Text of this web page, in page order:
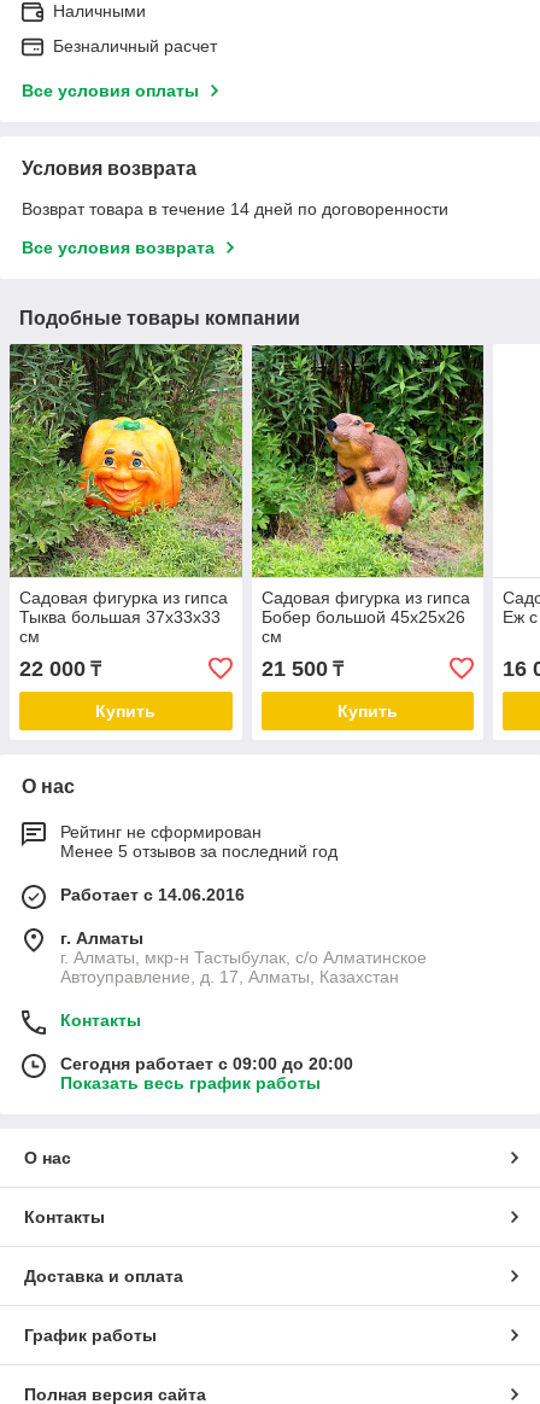
Наличными
Безналичный расчет
Все условия оплаты
Условия возврата
Возврат товара в течение 14 дней по договоренности
Все условия возврата
Подобные товары компании
Садовая фигурка из гипса
Тыква большая 37х33х33
см
22 000 ₸
Купить
Садовая фигурка из гипса
Бобер большой 45х25х26
см
21 500₸
Купить
Еж
16
О нас
Рейтинг не сформирован
Менее 5 отзывов за последний год
Работает с 14.06.2016
г. Алматы
г. Алматы, мкр-н Тастыбулак, с/о Алматинское
Автоуправление, д. 17, Алматы, Казахстан
Контакты
Сегодня работает с 09:00 до 20:00
Показать весь график работы
О нас
Контакты
Доставка и оплата
График работы
Полная версия сайта